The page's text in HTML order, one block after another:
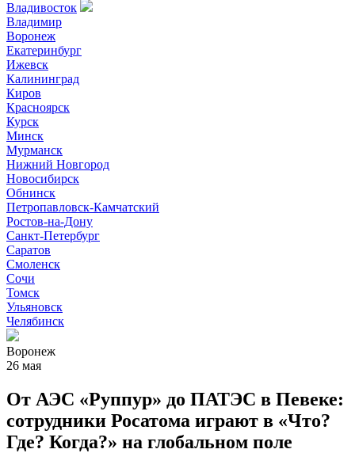
Владивосток
Владимир
Воронеж
Екатеринбург
Ижевск
Калининград
Киров
Красноярск
Курск
Минск
Мурманск
Нижний Новгород
Новосибирск
Обнинск
Петропавловск-Камчатский
Ростов-на-Дону
Санкт-Петербург
Саратов
Смоленск
Сочи
Томск
Ульяновск
Челябинск
Воронеж
26 мая
От АЭС «Руппур» до ПАТЭС в Певеке:
сотрудники Росатома играют в «Что?
Где? Когда?» на глобальном поле